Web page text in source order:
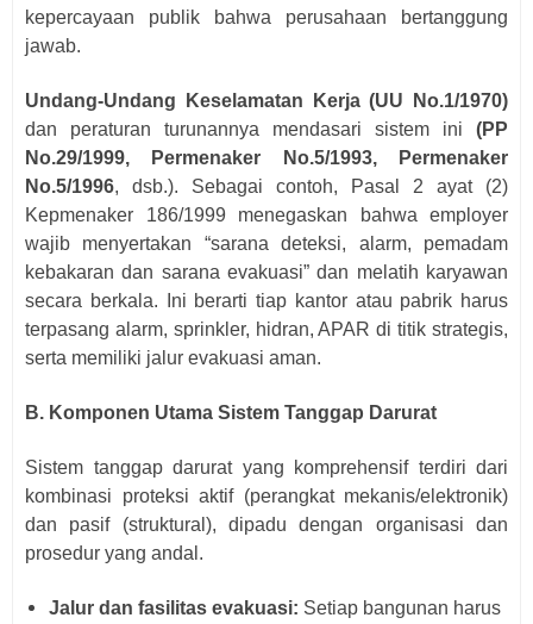
kepercayaan publik bahwa perusahaan bertanggung
jawab.
Undang-Undang Keselamatan Kerja (UU No.1/1970)
dan peraturan turunannya mendasari sistem ini (PP
No.29/1999,
Permenaker No.5/1993,
Permenaker
No.5/1996, dsb.). Sebagai contoh, Pasal 2 ayat (2)
Kepmenaker 186/1999 menegaskan bahwa employer
wajib menyertakan “sarana deteksi, alarm, pemadam
kebakaran dan sarana evakuasi” dan melatih karyawan
secara berkala. Ini berarti tiap kantor atau pabrik harus
terpasang alarm, sprinkler, hidran, APAR di titik strategis,
serta memiliki jalur evakuasi aman.
B. Komponen Utama Sistem Tanggap Darurat
Sistem tanggap darurat yang komprehensif terdiri dari
kombinasi proteksi aktif (perangkat mekanis/elektronik)
dan pasif (struktural), dipadu dengan organisasi dan
prosedur yang andal.
Jalur dan fasilitas evakuasi: Setiap bangunan harus